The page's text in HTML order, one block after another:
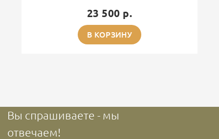
23 500 р.
В КОРЗИНУ
Вы спрашиваете - мы
отвечаем!